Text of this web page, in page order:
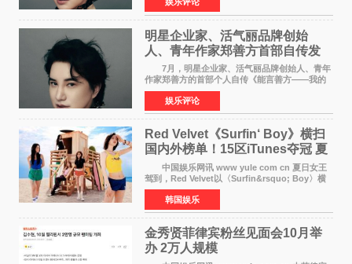
POWERCIRCLES》，展现了他在时尚与商业领
域的双重影响力。 明星企业家、青
明星企业家、活气丽品牌创始
人、青年作家郑善方首部自传发
布， 书写跨界创业者的成长答卷
7月，明星企业家、活气丽品牌创始人、青年
作家郑善方的首部个人自传《能言善方——我的
跨界人生》正式发行。这本书以他的人生轨迹为
脉络，首次完整公开了从逐梦少年到横跨美业、
公益等多领域的
娱乐评论
Red Velvet《Surfin‘ Boy》横扫
国内外榜单！15区iTunes夺冠 夏
日女王强势回归
中国娱乐网讯 www yule com cn 夏日女王
驾到，Red Velvet以〈Surfin&rsquo; Boy〉横
扫国内外榜单，获得音乐粉丝的热烈反响。
Red Velvet于3日发行了夏日迷你专辑《Velvet
Summer》，
韩国娱乐
金秀贤菲律宾粉丝见面会10月举
办 2万人规模